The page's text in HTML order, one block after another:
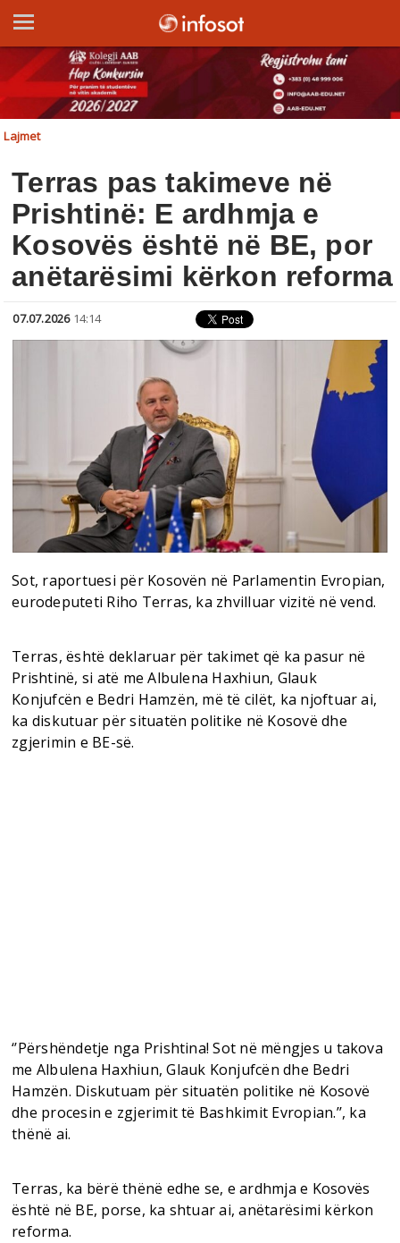
Lajmet
Terras pas takimeve në
Prishtinë: E ardhmja e
Kosovës është në BE, por
anëtarësimi kërkon reforma
07.07.2026 14:14
Sot, raportuesi për Kosovën në Parlamentin Evropian,
eurodeputeti Riho Terras, ka zhvilluar vizitë në vend.
Terras, është deklaruar për takimet që ka pasur në
Prishtinë, si atë me Albulena Haxhiun, Glauk
Konjufcën e Bedri Hamzën, më të cilët, ka njoftuar ai,
ka diskutuar për situatën politike në Kosovë dhe
zgjerimin e BE-së.
‘’Përshëndetje nga Prishtina! Sot në mëngjes u takova
me Albulena Haxhiun, Glauk Konjufcën dhe Bedri
Hamzën. Diskutuam për situatën politike në Kosovë
dhe procesin e zgjerimit të Bashkimit Evropian.’’, ka
thënë ai.
Terras, ka bërë thënë edhe se, e ardhmja e Kosovës
është në BE, porse, ka shtuar ai, anëtarësimi kërkon
reforma.